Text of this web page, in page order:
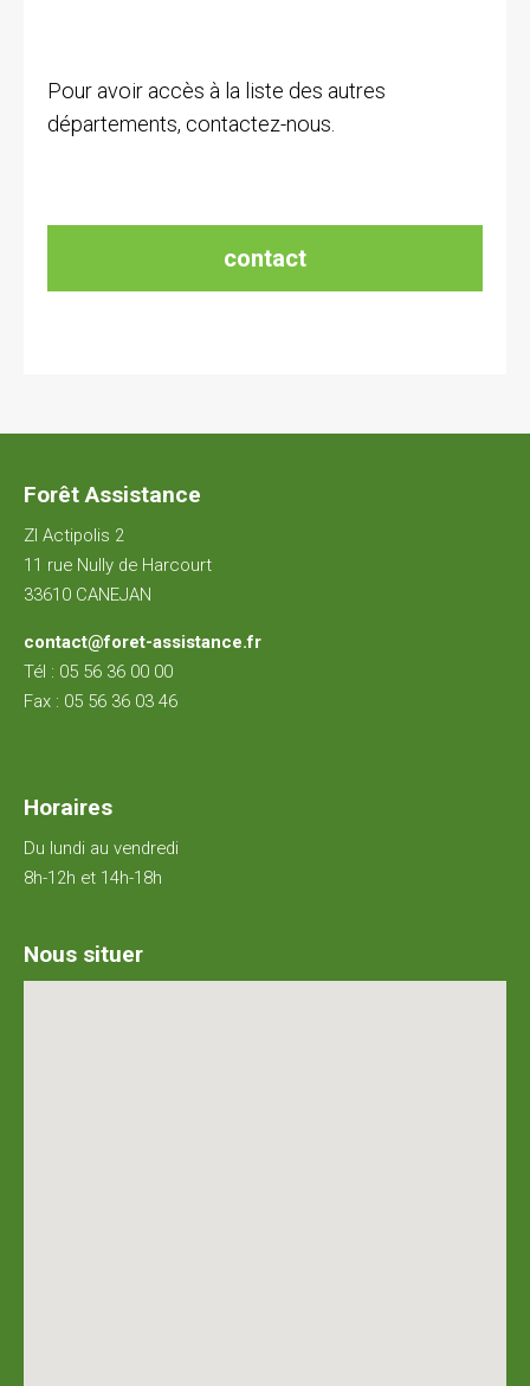
Pour avoir accès à la liste des autres
départements, contactez-nous.
contact
Forêt Assistance
ZI Actipolis 2
11 rue Nully de Harcourt
33610 CANEJAN
contact@foret-assistance.fr
Tél : 05 56 36 00 00
Fax : 05 56 36 03 46
Horaires
Du lundi au vendredi
8h-12h et 14h-18h
Nous situer